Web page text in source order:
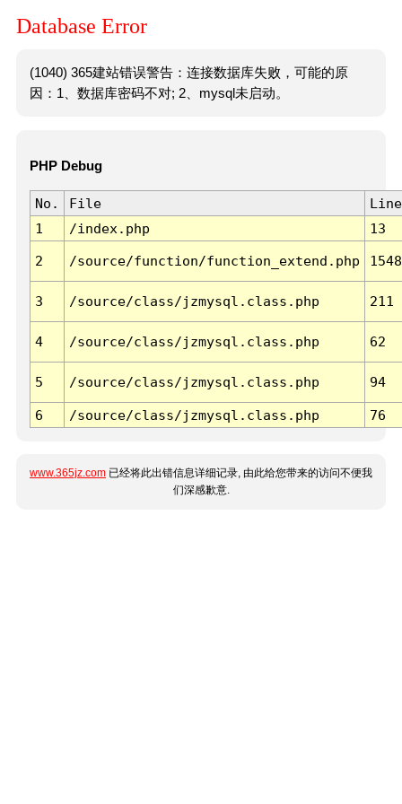
Database Error
(1040) 365建站错误警告：连接数据库失败，可能的原
因：1、数据库密码不对; 2、mysql未启动。
PHP Debug
No. File
Line
1
/index.php 13
2 /source/function/function_extend.php 1548
3 /source/class/jzmysql.class.php 211
4 /source/class/jzmysql.class.php 62
5 /source/class/jzmysql.class.php 94
6 /source/class/jzmysql.class.php 76
www.365jz.com 已经将此出错信息详细记录, 由此给您带来的访问不便我
们深感歉意.